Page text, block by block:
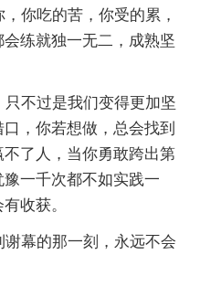
你吃的苦，你受的累，
练就独一无二，成熟坚
不过是我们变得更加坚
，你若想做，总会找到
了人，当你勇敢跨出第
一千次都不如实践一
收获。
幕的那一刻，永远不会